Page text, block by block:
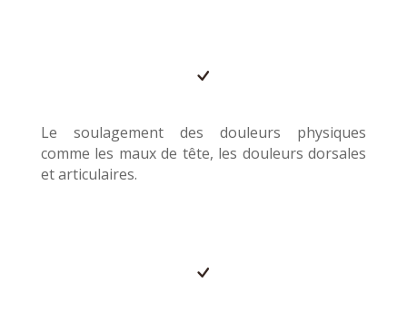
Le soulagement des douleurs physiques
comme les maux de tête, les douleurs dorsales
et articulaires.